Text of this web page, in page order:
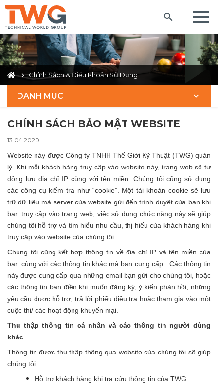
Chính Sách & Điều Khoản Sử Dụng
DANH MỤC
CHÍNH SÁCH BẢO MẬT WEBSITE
13.04.2020
Website này được Công ty TNHH Thế Giới Kỹ Thuật (TWG) quản
lý. Khi mỗi khách hàng truy cập vào website này, trang web sẽ tự
động lưu địa chỉ IP cùng với tên miền. Chúng tôi cũng sử dụng
các công cụ kiểm tra như “cookie”. Một tài khoản cookie sẽ lưu
trữ dữ liệu mà server của website gửi đến trình duyệt của bạn khi
bạn truy cập vào trang web, việc sử dụng chức năng này sẽ giúp
chúng tôi hỗ trợ và tìm hiểu nhu cầu, thị hiếu của khách hàng khi
truy cập vào website của chúng tôi.
Chúng tôi cũng kết hợp thông tin về địa chỉ IP và tên miền của
bạn cùng với các thông tin khác mà bạn cung cấp. Các thông tin
này được cung cấp qua những email bạn gửi cho chúng tôi, hoặc
các thông tin bạn điền khi muốn đăng ký, ý kiến phản hồi, những
yêu cầu được hỗ trợ, trả lời phiếu điều tra hoặc tham gia vào một
cuộc thi/ các hoạt động khuyến mại.
Thu thập thông tin cá nhân và các thông tin người dùng
khác
Thông tin được thu thập thông qua website của chúng tôi sẽ giúp
chúng tôi:
Hỗ trợ khách hàng khi tra cứu thông tin của TWG